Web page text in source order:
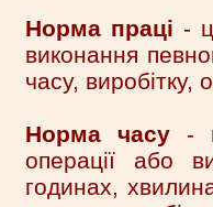
Норма праці -
виконання
часу, виробітку,
Норма часу-
операції або
годинах,